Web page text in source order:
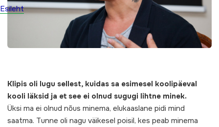
Esileht
Klipis oli lugu sellest, kuidas sa esimesel koolipäeval
kooli läksid ja et see ei olnud sugugi lihtne minek.
Üksi ma ei olnud nõus minema, elukaaslane pidi mind
saatma. Tunne oli nagu väikesel poisil, kes peab minema